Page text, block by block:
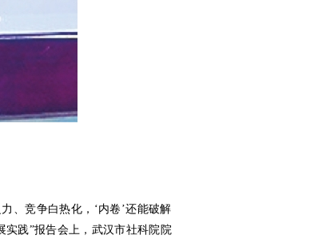
、竞争白热化，‘内卷’还能破解
实践”报告会上，武汉市社科院院